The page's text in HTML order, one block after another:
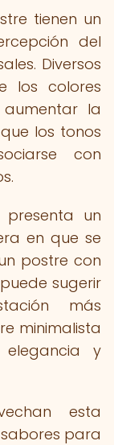
tienen un
del
Diversos
los colores
la
los tonos
con
un
en que se
postre con
sugerir
más
minimalista
y
esta
para